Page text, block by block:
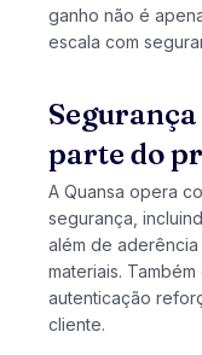
ganho não é
escala com
parte do
A Quansa opera
segurança,
além de aderência
materiais.
autenticação
cliente.